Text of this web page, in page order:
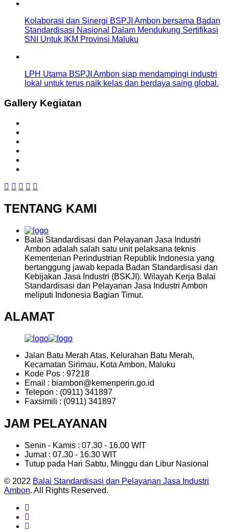
Kolaborasi dan Sinergi BSPJI Ambon bersama Badan
Standardisasi Nasional Dalam Mendukung Sertifikasi
SNI Untuk IKM Provinsi Maluku
LPH Utama BSPJI Ambon siap mendampingi industri
lokal untuk terus naik kelas dan berdaya saing global.
Gallery Kegiatan
TENTANG KAMI
Balai Standardisasi dan Pelayanan Jasa Industri
Ambon adalah salah satu unit pelaksana teknis
Kementerian Perindustrian Republik Indonesia yang
bertanggung jawab kepada Badan Standardisasi dan
Kebijakan Jasa Industri (BSKJI). Wilayah Kerja Balai
Standardisasi dan Pelayanan Jasa Industri Ambon
meliputi Indonesia Bagian Timur.
ALAMAT
Jalan Batu Merah Atas, Kelurahan Batu Merah,
Kecamatan Sirimau, Kota Ambon, Maluku
Kode Pos : 97218
Email : biambon@kemenperin.go.id
Telepon : (0911) 341897
Faxsimili : (0911) 341897
JAM PELAYANAN
Senin - Kamis : 07.30 - 16.00 WIT
Jumat : 07.30 - 16.30 WIT
Tutup pada Hari Sabtu, Minggu dan Libur Nasional
© 2022 Balai Standardisasi dan Pelayanan Jasa Industri
Ambon. All Rights Reserved.